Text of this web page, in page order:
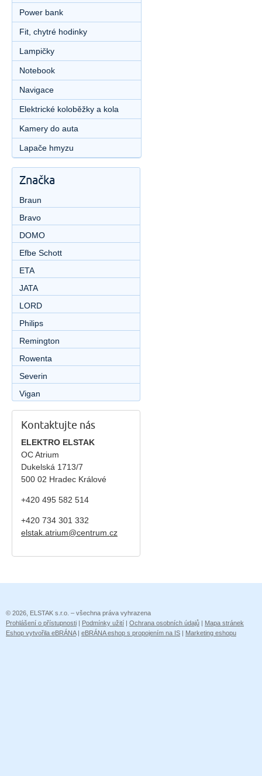
Power bank
Fit, chytré hodinky
Lampičky
Notebook
Navigace
Elektrické koloběžky a kola
Kamery do auta
Lapače hmyzu
Značka
Braun
Bravo
DOMO
Efbe Schott
ETA
JATA
LORD
Philips
Remington
Rowenta
Severin
Vigan
Kontaktujte nás
ELEKTRO ELSTAK
OC Atrium
Dukelská 1713/7
500 02 Hradec Králové
+420 495 582 514
+420 734 301 332
elstak.atrium@centrum.cz
© 2026, ELSTAK s.r.o. – všechna práva vyhrazena
Prohlášení o přístupnosti | Podmínky užití | Ochrana osobních údajů | Mapa stránek
Eshop vytvořila eBRÁNA| eBRÁNA eshop s propojením na IS | Marketing eshopu